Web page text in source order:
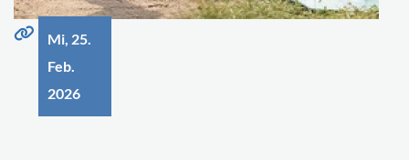
Mi, 25.
Feb.
2026